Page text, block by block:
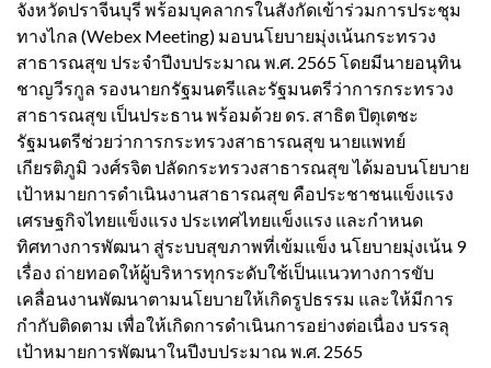
จังหวัดปราจีนบุรี พร้อมบุคลากรในสังกัดเข้าร่วมการประชุม
ทางไกล (Webex Meeting) มอบนโยบายมุ่งเน้นกระทรวง
สาธารณสุข ประจำปีงบประมาณ พ.ศ. 2565 โดยมีนายอนุทิน
ชาญวีรกูล รองนายกรัฐมนตรีและรัฐมนตรีว่าการกระทรวง
สาธารณสุข เป็นประธาน พร้อมด้วย ดร. สาธิต ปิตุเตชะ
รัฐมนตรีช่วยว่าการกระทรวงสาธารณสุข นายแพทย์
เกียรติภูมิ วงศ์รจิต ปลัดกระทรวงสาธารณสุข ได้มอบนโยบาย
เป้าหมายการดำเนินงานสาธารณสุข คือประชาชนแข็งแรง
เศรษฐกิจไทยแข็งแรง ประเทศไทยแข็งแรง และกำหนด
ทิศทางการพัฒนา สู่ระบบสุขภาพที่เข้มแข็ง นโยบายมุ่งเน้น 9
เรื่อง ถ่ายทอดให้ผู้บริหารทุกระดับใช้เป็นแนวทางการขับ
เคลื่อนงานพัฒนาตามนโยบายให้เกิดรูปธรรม และให้มีการ
กำกับติดตาม เพื่อให้เกิดการดำเนินการอย่างต่อเนื่อง บรรลุ
เป้าหมายการพัฒนาในปีงบประมาณ พ.ศ. 2565